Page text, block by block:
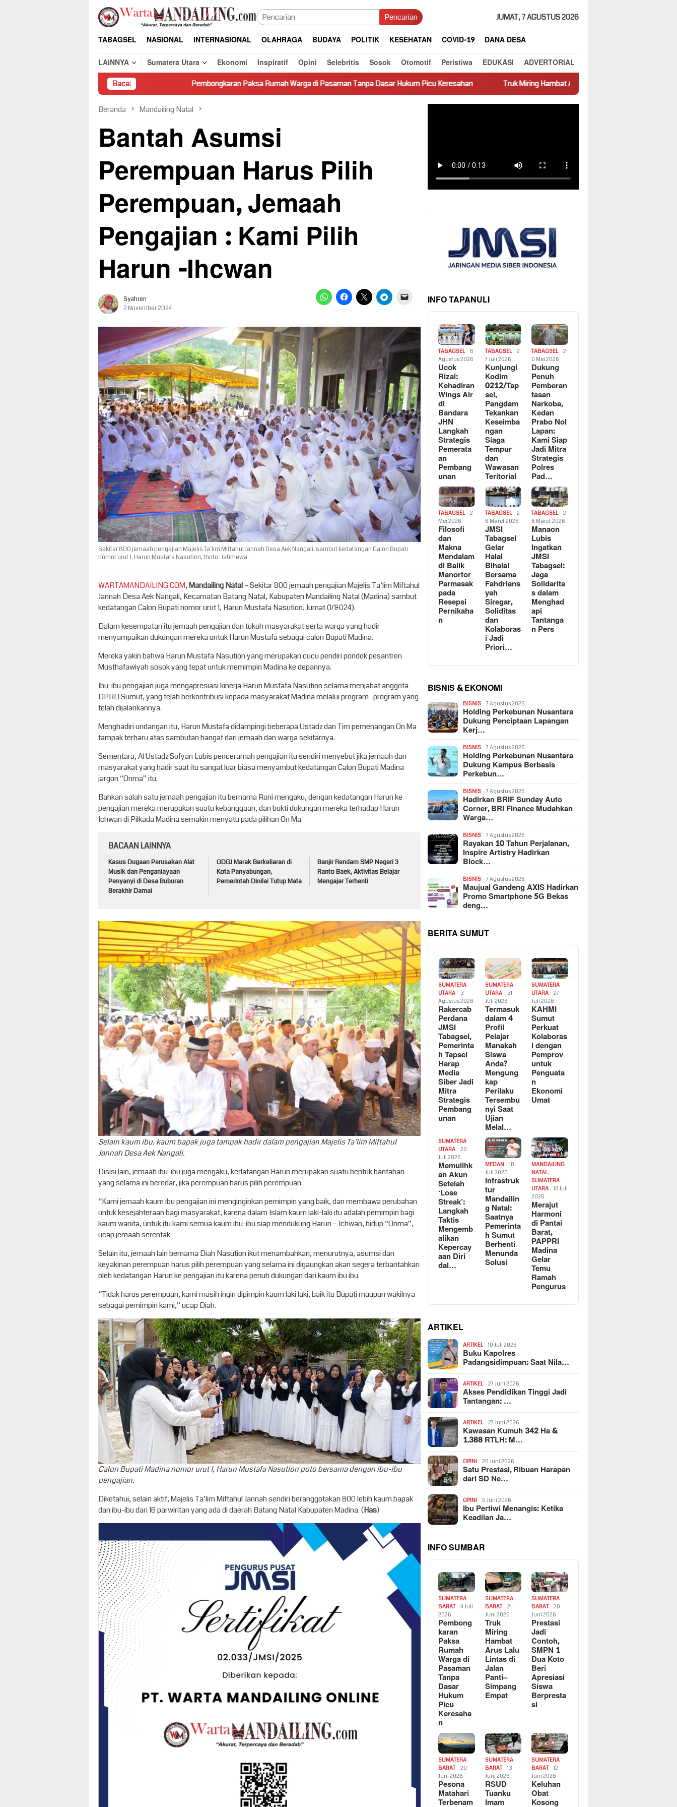
Loncat
konten
Pencarian JUMAT, 7 AGUSTUS 2026
TABAGSEL NASIONAL INTERNASIONAL OLAHRAGA BUDAYA POLITIK KESEHATAN COVID-19
DANA DESA
LAINNYA
Sumatera Utara Ekonomi Inspiratif Opini Selebritis Sosok Otomotif Peristiwa EDUKASI ADVERTORIAL
Baca:
Pembongkaran Paksa Rumah Warga di Pasaman Tanpa Dasar Hukum Picu Keresahan Truk Miring Hambat Arus Lalu Lintas di Jalan Panti–Simpang Empat
Beranda Mandailing Natal
Bantah Asumsi
Perempuan Harus Pilih
Perempuan, Jemaah
Pengajian : Kami Pilih
Harun -Ihcwan
Syahren
2 November 2024
Sekitar 800 jemaah pengajian Majelis Ta'lim Miftahul Jannah Desa Aek Nangali, sambut kedatangan Calon Bupati
nomor urut 1, Harun Mustafa Nasution, fhoto : Istimewa.
WARTAMANDAILING.COM,Mandailing Natal– Sekitar 800 jemaah pengajian Majelis Ta’lim Miftahul
Jannah Desa Aek Nangali, Kecamatan Batang Natal, Kabupaten Mandailing Natal (Madina) sambut
kedatangan Calon Bupati nomor urut 1, Harun Mustafa Nasution. Jumat (1/11/2024).
Dalam kesempatan itu jemaah pengajian dan tokoh masyarakat serta warga yang hadir
menyampaikan dukungan mereka untuk Harun Mustafa sebagai calon Bupati Madina.
Mereka yakin bahwa Harun Mustafa Nasution yang merupakan cucu pendiri pondok pesantren
Musthafawiyah sosok yang tepat untuk memimpin Madina ke depannya.
Ibu-ibu pengajian juga mengapresiasi kinerja Harun Mustafa Nasution selama menjabat anggota
DPRD Sumut, yang telah berkontribusi kepada masyarakat Madina melalui program -program yang
telah dijalankannya.
Menghadiri undangan itu, Harun Mustafa didampingi beberapa Ustadz dan Tim pemenangan On Ma
tampak terharu atas sambutan hangat dari jemaah dan warga sekitarnya.
Sementara, Al Ustadz Sofyan Lubis penceramah pengajian itu sendiri menyebut jika jemaah dan
masyarakat yang hadir saat itu sangat luar biasa menyambut kedatangan Calon Bupati Madina
jargon “Onma” itu.
Bahkan salah satu jemaah pengajian itu bernama Roni mengaku, dengan kedatangan Harun ke
pengajian mereka merupakan suatu kebanggaan, dan bukti dukungan mereka terhadap Harun
Ichwan di Pilkada Madina semakin menyatu pada pilihan On Ma.
BACAAN LAINNYA
Kasus Dugaan Perusakan Alat
Musik dan Penganiayaan
Penyanyi di Desa Buburan
Berakhir Damai
ODGJ Marak Berkeliaran di
Kota Panyabungan,
Pemerintah Dinilai Tutup Mata
Banjir Rendam SMP Negeri 3
Ranto Baek, Aktivitas Belajar
Mengajar Terhenti
Selain kaum ibu, kaum bapak juga tampak hadir dalam pengajian Majelis Ta’lim Miftahul
Jannah Desa Aek Nangali.
Disisi lain, jemaah ibu-ibu juga mengaku, kedatangan Harun merupakan suatu bentuk bantahan
yang selama ini beredar, jika perempuan harus pilih perempuan.
“Kami jemaah kaum ibu pengajian ini menginginkan pemimpin yang baik, dan membawa perubahan
untuk kesejahteraan bagi masyarakat, karena dalam Islam kaum laki-laki itu adalah pemimpin bagi
kaum wanita, untuk itu kami semua kaum ibu-ibu siap mendukung Harun – Ichwan, hidup “Onma”,
ucap jemaah serentak.
Selain itu, jemaah lain bernama Diah Nasution ikut menambahkan, menurutnya, asumsi dan
keyakinan perempuan harus pilih perempuan yang selama ini digaungkan akan segera terbantahkan
oleh kedatangan Harun ke pengajian itu karena penuh dukungan dari kaum ibu ibu.
“Tidak harus perempuan, kami masih ingin dipimpin kaum laki laki, baik itu Bupati maupun wakilnya
sebagai pemimpin kami,” ucap Diah.
Calon Bupati Madina nomor urut 1, Harun Mustafa Nasution poto bersama dengan ibu-ibu
pengajian.
Diketahui, selain aktif, Majelis Ta’lim Miftahul Jannah sendiri beranggotakan 800 lebih kaum bapak
dan ibu-ibu dari 16 parwiritan yang ada di daerah Batang Natal Kabupaten Madina. (Has)
INFO TAPANULI
TABAGSEL
6
Agustus 2026
Ucok
Rizal:
Kehadiran
Wings Air
di
Bandara
JHN
Langkah
Strategis
Pemerata
an
Pembang
unan
TABAGSEL
2
7 Juli 2026
Kunjungi
Kodim
0212/Tap
sel,
Pangdam
Tekankan
Keseimba
ngan
Siaga
Tempur
dan
Wawasan
Teritorial
TABAGSEL
2
0 Mei 2026
Dukung
Penuh
Pemberan
tasan
Narkoba,
Kedan
Prabo Nol
Lapan:
Kami Siap
Jadi Mitra
Strategis
Polres
Pad…
TABAGSEL
2
Mei 2026
Filosofi
dan
Makna
Mendalam
di Balik
Manortor
Parmasak
pada
Resepsi
Pernikaha
n
TABAGSEL
2
6 Maret 2026
JMSI
Tabagsel
Gelar
Halal
Bihalal
Bersama
Fahdrians
yah
Siregar,
Soliditas
dan
Kolaboras
i Jadi
Priori…
TABAGSEL
2
6 Maret 2026
Manaon
Lubis
Ingatkan
JMSI
Tabagsel:
Jaga
Solidarita
s dalam
Menghad
api
Tantanga
n Pers
BISNIS & EKONOMI
BISNIS 7 Agustus 2026
Holding Perkebunan Nusantara
Dukung Penciptaan Lapangan
Kerj…
BISNIS 7 Agustus 2026
Holding Perkebunan Nusantara
Dukung Kampus Berbasis
Perkebun…
BISNIS 7 Agustus 2026
Hadirkan BRIF Sunday Auto
Corner, BRI Finance Mudahkan
Warga…
BISNIS 7 Agustus 2026
Rayakan 10 Tahun Perjalanan,
Inspire Artistry Hadirkan
Block…
BISNIS 7 Agustus 2026
Maujual Gandeng AXIS Hadirkan
Promo Smartphone 5G Bekas
deng…
BERITA SUMUT
SUMATERA
UTARA
3
Agustus 2026
Rakercab
Perdana
JMSI
Tabagsel,
Pemerinta
h Tapsel
Harap
Media
Siber Jadi
Mitra
Strategis
Pembang
unan
SUMATERA
UTARA
31
Juli 2026
Termasuk
dalam 4
Profil
Pelajar
Manakah
Siswa
Anda?
Mengung
kap
Perilaku
Tersembu
nyi Saat
Ujian
Melal…
SUMATERA
UTARA
27
Juli 2026
KAHMI
Sumut
Perkuat
Kolaboras
i dengan
Pemprov
untuk
Penguata
n
Ekonomi
Umat
SUMATERA
UTARA
20
Juli 2026
Memulihk
an Akun
Setelah
‘Lose
Streak’:
Langkah
Taktis
Mengemb
alikan
Kepercay
aan Diri
dal…
MEDAN
18
Juli 2026
Infrastruk
tur
Mandailin
g Natal:
Saatnya
Pemerinta
h Sumut
Berhenti
Menunda
Solusi
MANDAILING
NATAL,
SUMATERA
UTARA
18 Juli
2026
Merajut
Harmoni
di Pantai
Barat,
PAPPRI
Madina
Gelar
Temu
Ramah
Pengurus
ARTIKEL
ARTIKEL 10 Juli 2026
Buku Kapolres
Padangsidimpuan: Saat Nila…
ARTIKEL 27 Juni 2026
Akses Pendidikan Tinggi Jadi
Tantangan: …
ARTIKEL 27 Juni 2026
Kawasan Kumuh 342 Ha &
1.388 RTLH: M…
OPINI 20 Juni 2026
Satu Prestasi, Ribuan Harapan
dari SD Ne…
OPINI 5 Juni 2026
Ibu Pertiwi Menangis: Ketika
Keadilan Ja…
INFO SUMBAR
SUMATERA
BARAT
11 Juli
2026
Pembong
karan
Paksa
Rumah
Warga di
Pasaman
Tanpa
Dasar
Hukum
Picu
Keresaha
n
SUMATERA
BARAT
21
Juni 2026
Truk
Miring
Hambat
Arus Lalu
Lintas di
Jalan
Panti–
Simpang
Empat
SUMATERA
BARAT
20
Juni 2026
Prestasi
Jadi
Contoh,
SMPN 1
Dua Koto
Beri
Apresiasi
Siswa
Berpresta
si
SUMATERA
BARAT
20
Juni 2026
Pesona
Matahari
Terbenam
SUMATERA
BARAT
13
Juni 2026
RSUD
Tuanku
Imam
SUMATERA
BARAT
12
Juni 2026
Keluhan
Obat
Kosong